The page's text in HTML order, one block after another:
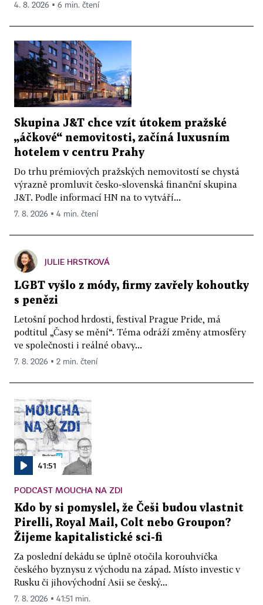
4. 8. 2026 ▪ 6 min. čtení
Skupina J&T chce vzít útokem pražské
„áčkové“ nemovitosti, začíná luxusním
hotelem v centru Prahy
Do trhu prémiových pražských nemovitostí se chystá
výrazně promluvit česko-slovenská finanční skupina
J&T. Podle informací HN na to vytváří...
7. 8. 2026 ▪ 4 min. čtení
JULIE HRSTKOVÁ
LGBT vyšlo z módy, firmy zavřely kohoutky
s penězi
Letošní pochod hrdosti, festival Prague Pride, má
podtitul „Časy se mění“. Téma odráží změny atmosféry
ve společnosti i reálné obavy...
7. 8. 2026 ▪ 2 min. čtení
41:51
PODCAST MOUCHA NA ZDI
Kdo by si pomyslel, že Češi budou vlastnit
Pirelli, Royal Mail, Colt nebo Groupon?
Žijeme kapitalistické sci-fi
Za poslední dekádu se úplně otočila korouhvička
českého byznysu z východu na západ. Místo investic v
Rusku či jihovýchodní Asii se český...
7. 8. 2026 ▪ 41:51 min.